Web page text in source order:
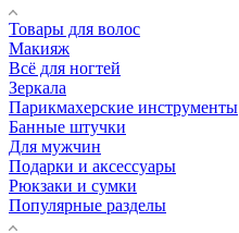
Товары для волос
Макияж
Всё для ногтей
Зеркала
Парикмахерские инструменты
Банные штучки
Для мужчин
Подарки и аксессуары
Рюкзаки и сумки
Популярные разделы